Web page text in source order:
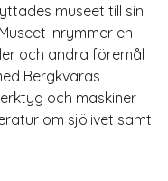
museet till sin
inrymmer en
och andra föremål
Bergkvaras
och maskiner
om sjölivet samt